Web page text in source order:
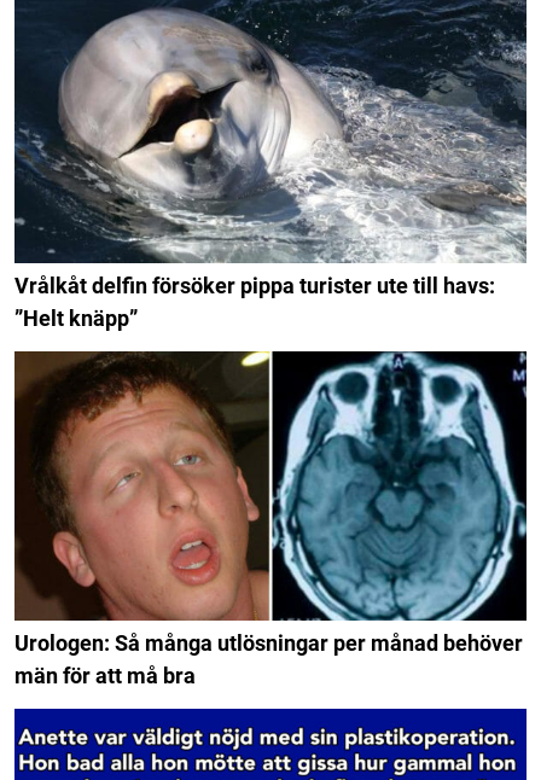
Vrålkåt delfin försöker pippa turister ute till havs:
”Helt knäpp”
Urologen: Så många utlösningar per månad behöver
män för att må bra